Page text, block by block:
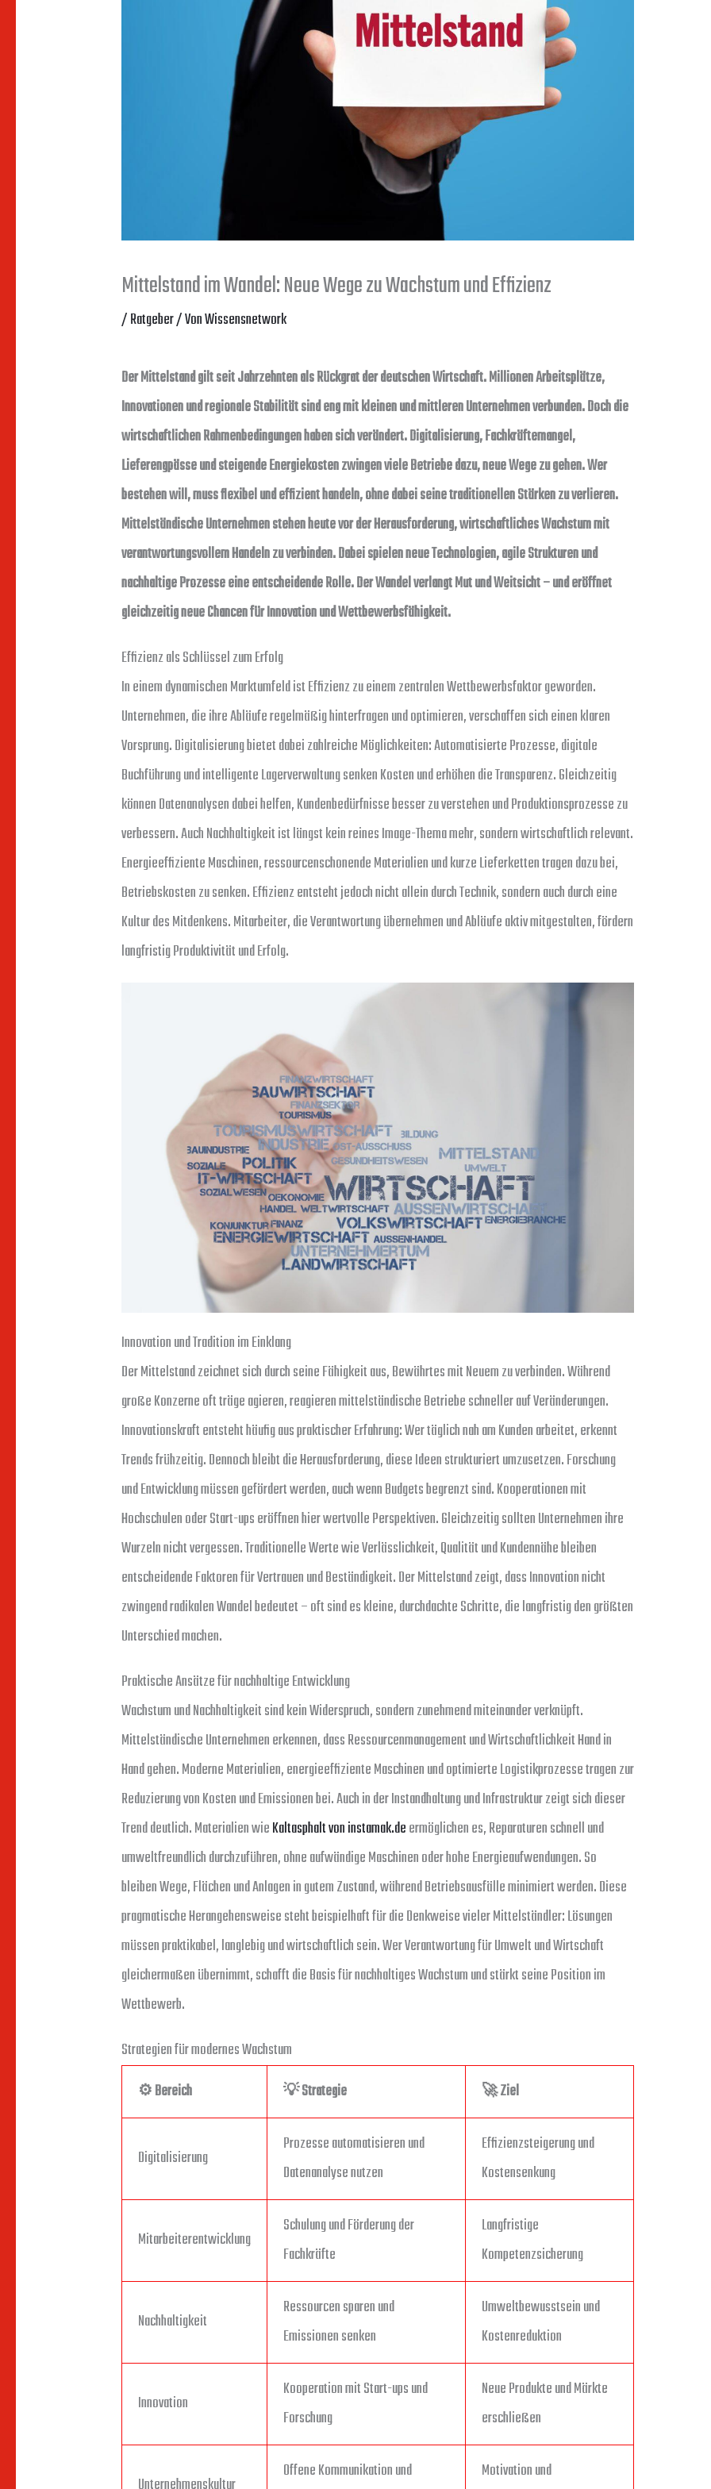
Mittelstand im Wandel: Neue Wege zu Wachstum und Effizienz
/Ratgeber/ VonWissensnetwork
Der Mittelstand gilt seit Jahrzehnten als Rückgrat der deutschen Wirtschaft. Millionen Arbeitsplätze,
Innovationen und regionale Stabilität sind eng mit kleinen und mittleren Unternehmen verbunden. Doch die
wirtschaftlichen Rahmenbedingungen haben sich verändert. Digitalisierung, Fachkräftemangel,
Lieferengpässe und steigende Energiekosten zwingen viele Betriebe dazu, neue Wege zu gehen. Wer
bestehen will, muss flexibel und effizient handeln, ohne dabei seine traditionellen Stärken zu verlieren.
Mittelständische Unternehmen stehen heute vor der Herausforderung, wirtschaftliches Wachstum mit
verantwortungsvollem Handeln zu verbinden. Dabei spielen neue Technologien, agile Strukturen und
nachhaltige Prozesse eine entscheidende Rolle. Der Wandel verlangt Mut und Weitsicht – und eröffnet
gleichzeitig neue Chancen für Innovation und Wettbewerbsfähigkeit.
Effizienz als Schlüssel zum Erfolg
In einem dynamischen Marktumfeld ist Effizienz zu einem zentralen Wettbewerbsfaktor geworden.
Unternehmen, die ihre Abläufe regelmäßig hinterfragen und optimieren, verschaffen sich einen klaren
Vorsprung. Digitalisierung bietet dabei zahlreiche Möglichkeiten: Automatisierte Prozesse, digitale
Buchführung und intelligente Lagerverwaltung senken Kosten und erhöhen die Transparenz. Gleichzeitig
können Datenanalysen dabei helfen, Kundenbedürfnisse besser zu verstehen und Produktionsprozesse zu
verbessern. Auch Nachhaltigkeit ist längst kein reines Image-Thema mehr, sondern wirtschaftlich relevant.
Energieeffiziente Maschinen, ressourcenschonende Materialien und kurze Lieferketten tragen dazu bei,
Betriebskosten zu senken. Effizienz entsteht jedoch nicht allein durch Technik, sondern auch durch eine
Kultur des Mitdenkens. Mitarbeiter, die Verantwortung übernehmen und Abläufe aktiv mitgestalten, fördern
langfristig Produktivität und Erfolg.
Innovation und Tradition im Einklang
Der Mittelstand zeichnet sich durch seine Fähigkeit aus, Bewährtes mit Neuem zu verbinden. Während
große Konzerne oft träge agieren, reagieren mittelständische Betriebe schneller auf Veränderungen.
Innovationskraft entsteht häufig aus praktischer Erfahrung: Wer täglich nah am Kunden arbeitet, erkennt
Trends frühzeitig. Dennoch bleibt die Herausforderung, diese Ideen strukturiert umzusetzen. Forschung
und Entwicklung müssen gefördert werden, auch wenn Budgets begrenzt sind. Kooperationen mit
Hochschulen oder Start-ups eröffnen hier wertvolle Perspektiven. Gleichzeitig sollten Unternehmen ihre
Wurzeln nicht vergessen. Traditionelle Werte wie Verlässlichkeit, Qualität und Kundennähe bleiben
entscheidende Faktoren für Vertrauen und Beständigkeit. Der Mittelstand zeigt, dass Innovation nicht
zwingend radikalen Wandel bedeutet – oft sind es kleine, durchdachte Schritte, die langfristig den größten
Unterschied machen.
Praktische Ansätze für nachhaltige Entwicklung
Wachstum und Nachhaltigkeit sind kein Widerspruch, sondern zunehmend miteinander verknüpft.
Mittelständische Unternehmen erkennen, dass Ressourcenmanagement und Wirtschaftlichkeit Hand in
Hand gehen. Moderne Materialien, energieeffiziente Maschinen und optimierte Logistikprozesse tragen zur
Reduzierung von Kosten und Emissionen bei. Auch in der Instandhaltung und Infrastruktur zeigt sich dieser
Trend deutlich. Materialien wieKaltasphalt von instamak.deermöglichen es, Reparaturen schnell und
umweltfreundlich durchzuführen, ohne aufwändige Maschinen oder hohe Energieaufwendungen. So
bleiben Wege, Flächen und Anlagen in gutem Zustand, während Betriebsausfälle minimiert werden. Diese
pragmatische Herangehensweise steht beispielhaft für die Denkweise vieler Mittelständler: Lösungen
müssen praktikabel, langlebig und wirtschaftlich sein. Wer Verantwortung für Umwelt und Wirtschaft
gleichermaßen übernimmt, schafft die Basis für nachhaltiges Wachstum und stärkt seine Position im
Wettbewerb.
Strategien für modernes Wachstum
⚙️Bereich 💡Strategie 🚀Ziel
Digitalisierung
Prozesse automatisieren und
Datenanalyse nutzen
Effizienzsteigerung und
Kostensenkung
Mitarbeiterentwicklung
Schulung und Förderung der
Fachkräfte
Langfristige
Kompetenzsicherung
Nachhaltigkeit
Ressourcen sparen und
Emissionen senken
Umweltbewusstsein und
Kostenreduktion
Innovation
Kooperation mit Start-ups und
Forschung
Neue Produkte und Märkte
erschließen
Offene Kommunikation und Motivation und